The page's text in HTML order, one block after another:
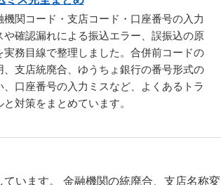
機関コード・支店コード・口座番号の入力
や確認漏れによる振込エラー、誤振込の原
実務目線で整理しました。合併前コードの
、支店統廃合、ゆうちょ銀行の番号形式の
、口座番号の入力ミスなど、よくあるトラ
と対策をまとめています。
います。 金融機関の統廃合、支店名称変